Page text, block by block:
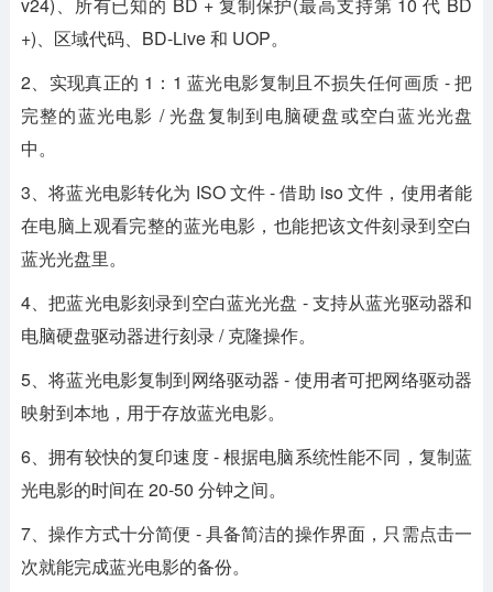
+)、区域代码、BD-Live 和 UOP。
2、实现真正的 1：1 蓝光电影复制且不损失任何画质 - 把
完整的蓝光电影 / 光盘复制到电脑硬盘或空白蓝光光盘
中。
3、将蓝光电影转化为 ISO 文件 - 借助 iso 文件，使用者能
在电脑上观看完整的蓝光电影，也能把该文件刻录到空白
蓝光光盘里。
4、把蓝光电影刻录到空白蓝光光盘 - 支持从蓝光驱动器和
电脑硬盘驱动器进行刻录 / 克隆操作。
5、将蓝光电影复制到网络驱动器 - 使用者可把网络驱动器
映射到本地，用于存放蓝光电影。
6、拥有较快的复印速度 - 根据电脑系统性能不同，复制蓝
光电影的时间在 20-50 分钟之间。
7、操作方式十分简便 - 具备简洁的操作界面，只需点击一
次就能完成蓝光电影的备份。